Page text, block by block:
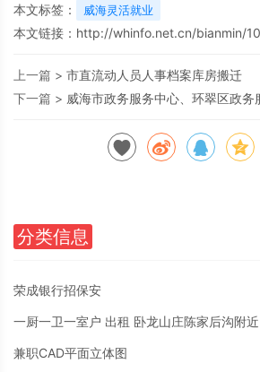
本文标签：
威海灵活就业
本文链接： http://whinfo.net.cn/bianmin/
上一篇 > 市直流动人员人事档案库房搬迁
下一篇 > 威海市政务服务中心、环翠区政
分类信息
荣成银行招保安
一厨一卫一室户 出租 卧龙山庄陈家后沟附近
兼职CAD平面立体图